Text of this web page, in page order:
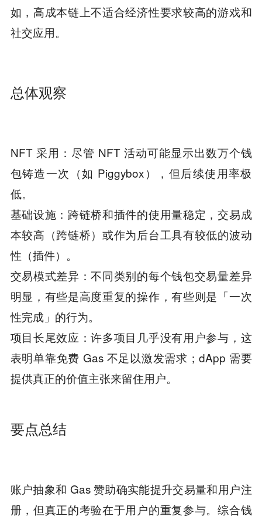
如，高成本链上不适合经济性要求较高的游戏和
社交应用。
总体观察
NFT 采用：尽管 NFT 活动可能显示出数万个钱
包铸造一次（如 Piggybox），但后续使用率极
低。
基础设施：跨链桥和插件的使用量稳定，交易成
本较高（跨链桥）或作为后台工具有较低的波动
性（插件）。
交易模式差异：不同类别的每个钱包交易量差异
明显，有些是高度重复的操作，有些则是「一次
性完成」的行为。
项目长尾效应：许多项目几乎没有用户参与，这
表明单靠免费 Gas 不足以激发需求；dApp 需要
提供真正的价值主张来留住用户。
要点总结
账户抽象和 Gas 赞助确实能提升交易量和用户注
册，但真正的考验在于用户的重复参与。综合钱